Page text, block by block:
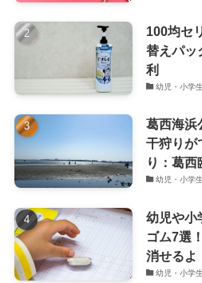
100均セ
替えパッ
利
幼児・小学
葛西海浜
干狩りが
り：葛西
幼児・小学
幼児や小
ゴム7選
消せるよ
幼児・小学